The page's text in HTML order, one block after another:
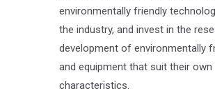
environmentally friendly
the industry, and invest in the
development of environmentally
and equipment that suit their
characteristics.